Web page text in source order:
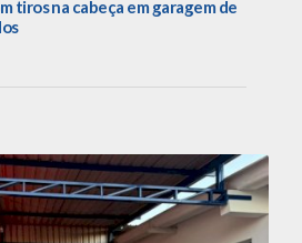
tiros na cabeça em garagem de